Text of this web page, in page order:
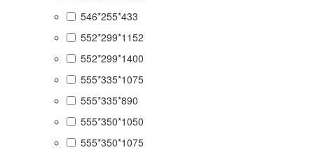
546*255*433
552*299*1152
552*299*1400
555*335*1075
555*335*890
555*350*1050
555*350*1075